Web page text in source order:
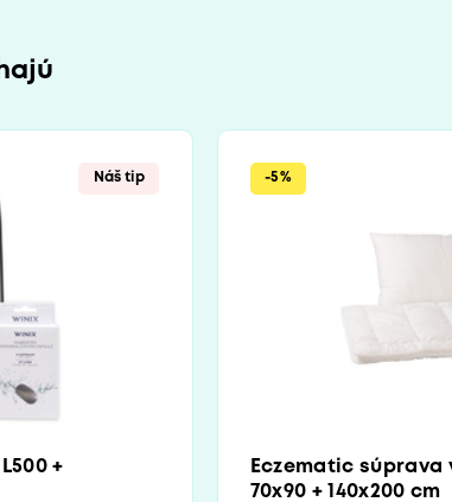
Náš tip
+
-5%
Eczematic súprava
70x90 + 140x200 cm